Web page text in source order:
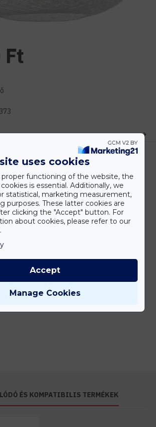
Kedvezmények
és megadjuk a legjobb gyártói árakat.
termékeinket akár 24 órán belül megkaphatod!
Tanácsadás
és munkatársunk segít az elképzeléseid
ÉS KOMPATIBILIS TERMÉKEK
uses cookies
proper functioning of the website, the
is essential. Additionally, we
statistical, marketing measurement,
purposes. These latter cookies are
clicking the "Accept" button. For
about cookies, please refer to our
Manage Cookies
Accept